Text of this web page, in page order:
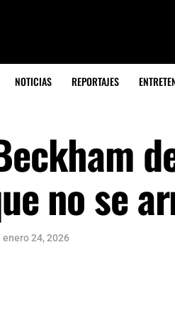
NOTICIAS REPORTAJES
no se
enero 24, 2026